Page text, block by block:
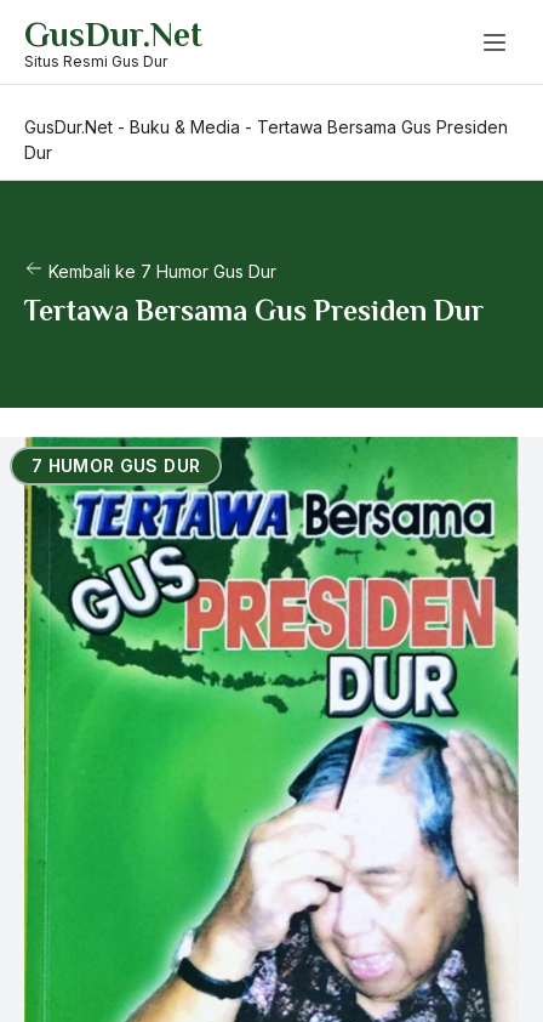
content
GusDur.Net
Situs Resmi Gus Dur
GusDur.Net - Buku & Media - Tertawa Bersama Gus Presiden
Dur
Kembali ke 7 Humor Gus Dur
Tertawa Bersama Gus Presiden Dur
7 HUMOR GUS DUR